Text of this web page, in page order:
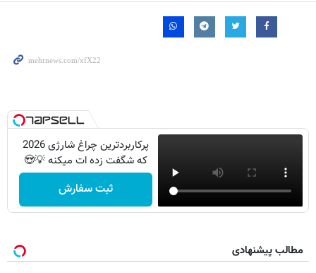
پرکاربردترین چراغ شارژی 2026
که شگفت زده ات میکنه 💡😍
ثبت سفارش
مطالب پیشنهادی